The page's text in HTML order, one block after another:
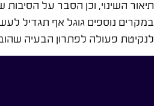
תיאור השינוי, וכן הסבר על הסיבות
במקרים נוספים גוגל אף תגדיל
לנקיטת פעולה לפתרון הבעיה